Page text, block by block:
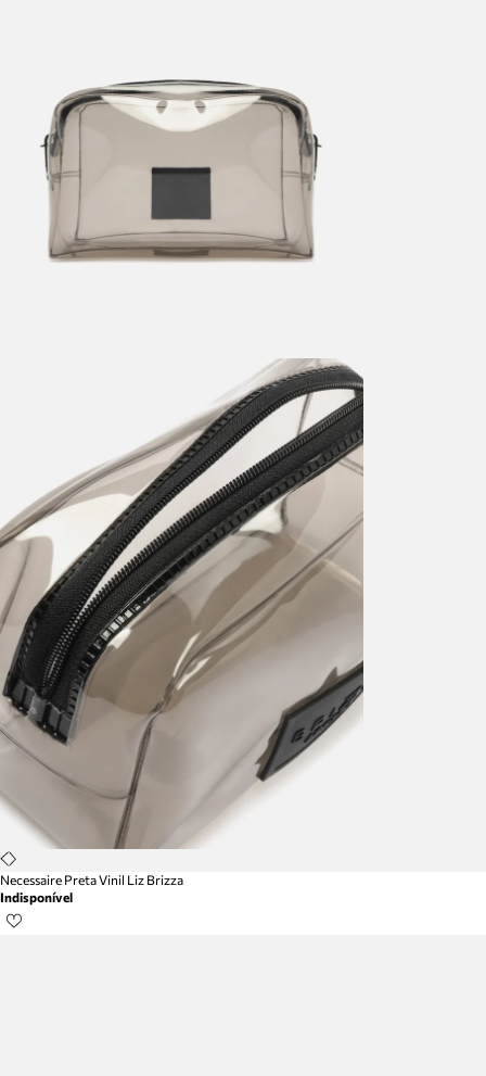
Necessaire Preta Vinil Liz Brizza
Indisponível